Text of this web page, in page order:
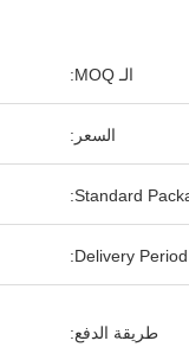
الـ MOQ:
السعر:
Standard
Delivery Period:
طريقة الدفع: